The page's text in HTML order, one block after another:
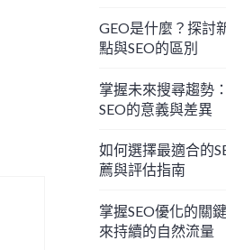
GEO是什麼？探討
點與SEO的區別
掌握未來搜尋趨勢
SEO的意義與差異
如何選擇最適合的
薦與評估指南
掌握SEO優化的關
來持續的自然流量